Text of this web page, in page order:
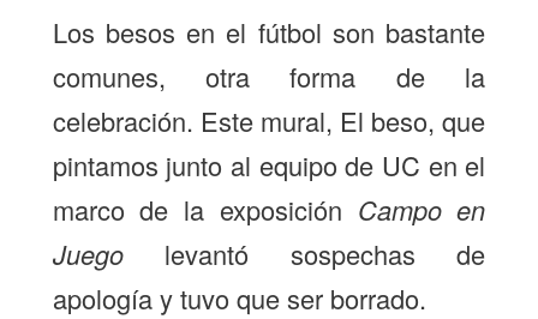
Los besos en el fútbol son bastante
comunes, otra forma de la
celebración. Este mural, El beso, que
pintamos junto al equipo de UC en el
marco de la exposición Campo en
Juegolevantó sospechas de
apología y tuvo que ser borrado.